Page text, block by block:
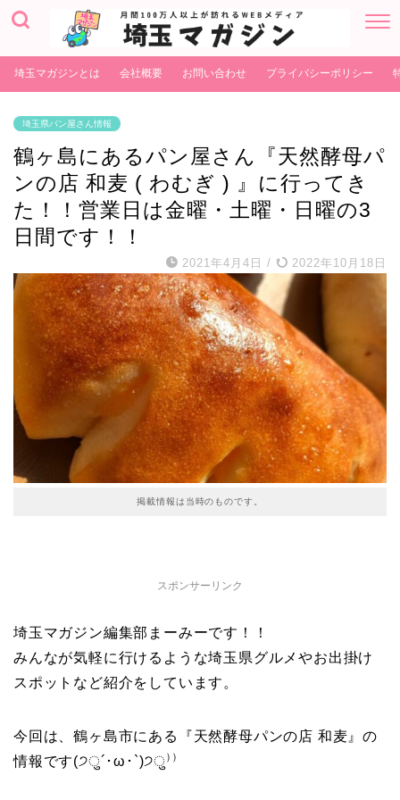
埼玉マガジンとは 会社概要 お問い合わせ プライバシーポリシー
埼玉県パン屋さん情報
鶴ヶ島にあるパン屋さん『天然酵母パ
ンの店 和麦 ( わむぎ ) 』に行ってき
た！！営業日は金曜・土曜・日曜の3
日間です！！
2021年4月4日 / 2022年10月18日
掲載情報は当時のものです。
スポンサーリンク
埼玉マガジン編集部まーみーです！！
みんなが気軽に行けるような埼玉県グルメやお出掛け
スポットなど紹介をしています。
今回は、鶴ヶ島市にある『天然酵母パンの店 和麦』の
情報です(੭ु´･ω･`)੭ु⁾⁾